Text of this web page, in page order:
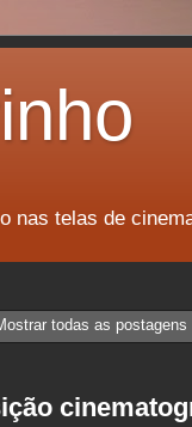
nas telas de
todas as postagens